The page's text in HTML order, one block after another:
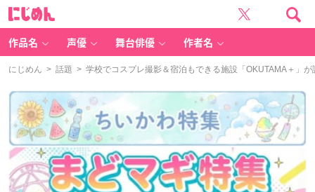
作品名 声優 舞台俳優 作者名
にじめん > 話題 > 学校でコスプレ撮影＆宿泊もできる施設「OKUTAMA＋」